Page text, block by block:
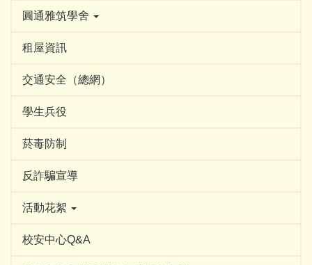
圓通雅筑學舍
租屋資訊
交通安全（總網）
學生兵役
菸毒防制
反詐騙宣導
活動花絮
校安中心Q&A